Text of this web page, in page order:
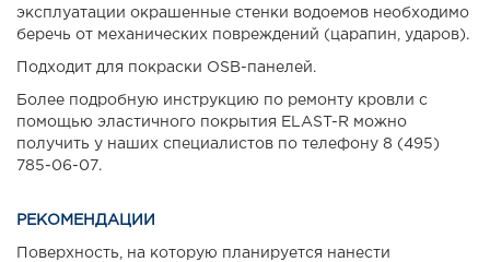
эксплуатации окрашенные стенки водоемов необходимо
беречь от механических повреждений (царапин, ударов).
Подходит для покраски OSB-панелей.
Более подробную инструкцию по ремонту кровли с
помощью эластичного покрытия ELAST-R можно
получить у наших специалистов по телефону 8 (495)
785-06-07.
РЕКОМЕНДАЦИИ
Поверхность, на которую планируется нанести